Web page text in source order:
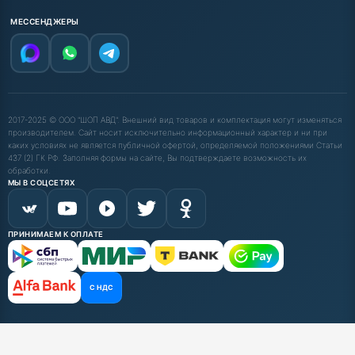
МЕССЕНДЖЕРЫ
2017-2025 © ООО "ШОП АВД". Внешний вид товаров и комплектация могут изменяться
производителем. Сайт носит исключительно информационный характер и ни при
каких условиях не является публичной офертой, определяемой положениями Статьи
437 (2) ГК РФ. Заполняя формы на сайте, Вы подтверждаете возможность их
обработки.
МЫ В СОЦСЕТЯХ
ПРИНИМАЕМ К ОПЛАТЕ
С НДС